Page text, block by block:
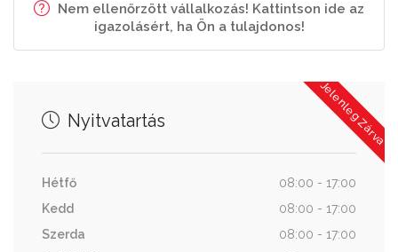
Nem ellenőrzött vállalkozás! Kattintson ide az
igazolásért, ha Ön a tulajdonos!
Jelenleg Zárva
Nyitvatartás
Hétfő
08:00 - 17:00
Kedd
08:00 - 17:00
Szerda
08:00 - 17:00